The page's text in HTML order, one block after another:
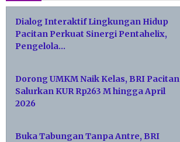
Dialog Interaktif Lingkungan Hidup
Pacitan Perkuat Sinergi Pentahelix,
Pengelola…
Dorong UMKM Naik Kelas, BRI Pacitan
Salurkan KUR Rp263 M hingga April
2026
Buka Tabungan Tanpa Antre, BRI